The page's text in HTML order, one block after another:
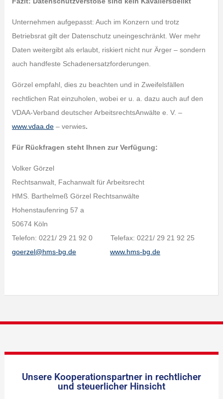
Unternehmen aufgepasst: Auch im Konzern und trotz
Betriebsrat gilt der Datenschutz uneingeschränkt. Wer mehr
Daten weitergibt als erlaubt, riskiert nicht nur Ärger – sondern
auch handfeste Schadenersatzforderungen.
Görzel empfahl, dies zu beachten und in Zweifelsfällen
rechtlichen Rat einzuholen, wobei er u. a. dazu auch auf den
VDAA-Verband deutscher ArbeitsrechtsAnwälte e. V. –
www.vdaa.de– verwies.
Für Rückfragen steht Ihnen zur Verfügung:
Volker Görzel
Rechtsanwalt, Fachanwalt für Arbeitsrecht
HMS. Barthelmeß Görzel Rechtsanwälte
Hohenstaufenring 57 a
50674 Köln
Telefon: 0221/ 29 21 92 0 Telefax: 0221/ 29 21 92 25
goerzel@hms-bg.de
www.hms-bg.de
Unsere Kooperationspartner in rechtlicher
und steuerlicher Hinsicht